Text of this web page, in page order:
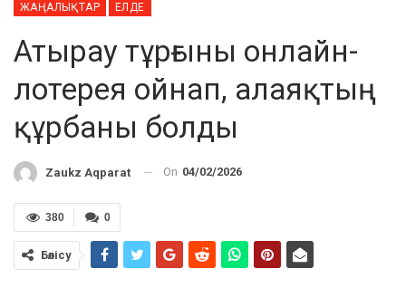
ЖАҢАЛЫҚТАР ЕЛДЕ
Атырау тұрғыны онлайн-
лотерея ойнап, алаяқтың
құрбаны болды
Zaukz Aqparat On 04/02/2026
0
380
Бөлісу